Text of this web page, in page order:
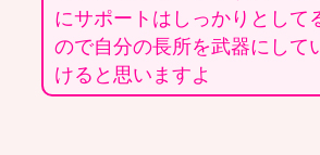
にサポートはしっかりとして
ので自分の長所を武器にして
けると思いますよ